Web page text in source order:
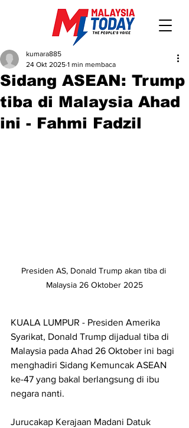
Sidang ASEAN: Trump
tiba di Malaysia Ahad
ini - Fahmi Fadzil
kumara885
24 Okt 2025 1 min membaca
Presiden AS, Donald Trump akan tiba di
Malaysia 26 Oktober 2025
KUALA LUMPUR - Presiden Amerika
Syarikat, Donald Trump dijadual tiba di
Malaysia pada Ahad 26 Oktober ini bagi
menghadiri Sidang Kemuncak ASEAN
ke-47 yang bakal berlangsung di ibu
negara nanti.
Jurucakap Kerajaan Madani Datuk